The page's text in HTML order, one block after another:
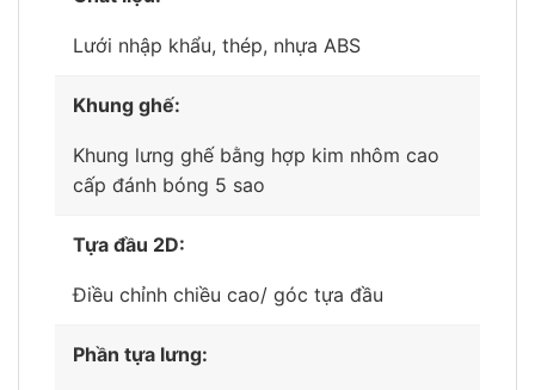
Lưới nhập khẩu, thép, nhựa ABS
Khung ghế:
Khung lưng ghế bằng hợp kim nhôm cao
cấp đánh bóng 5 sao
Tựa đầu 2D:
Điều chỉnh chiều cao/ góc tựa đầu
Phần tựa lưng: